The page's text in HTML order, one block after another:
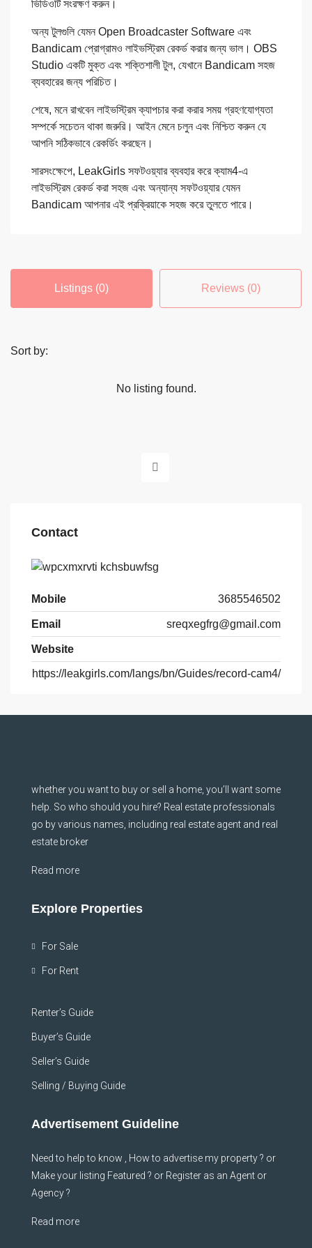
ভিডিওটি সংরক্ষণ করুন।
অন্য টুলগুলি যেমন Open Broadcaster Software এবং
Bandicam প্রোগ্রামও লাইভস্ট্রিম রেকর্ড করার জন্য ভাল। OBS
Studio একটি মুক্ত এবং শক্তিশালী টুল, যেখানে Bandicam সহজ
ব্যবহারের জন্য পরিচিত।
শেষে, মনে রাখবেন লাইভস্ট্রিম ক্যাপচার করা করার সময় গ্রহণযোগ্যতা
সম্পর্কে সচেতন থাকা জরুরি। আইন মেনে চলুন এবং নিশ্চিত করুন যে
আপনি সঠিকভাবে রেকর্ডিং করছেন।
সারসংক্ষেপে, LeakGirls সফটওয়্যার ব্যবহার করে ক্যাম4-এ
লাইভস্ট্রিম রেকর্ড করা সহজ এবং অন্যান্য সফটওয়্যার যেমন
Bandicam আপনার এই প্রক্রিয়াকে সহজ করে তুলতে পারে।
Listings (0) Reviews (0)
Sort by:
No listing found.
Contact
Mobile 3685546502
Email sreqxegfrg@gmail.com
Website
https://leakgirls.com/langs/bn/Guides/record-cam4/
whether you want to buy or sell a home, you’ll want some
help. So who should you hire? Real estate professionals
go by various names, including real estate agent and real
estate broker
Read more
Explore Properties
For Sale
For Rent
Renter’s Guide
Buyer’s Guide
Seller’s Guide
Selling / Buying Guide
Advertisement Guideline
Need to help to know , How to advertise my property ? or
Make your listing Featured ? or Register as an Agent or
Agency ?
Read more